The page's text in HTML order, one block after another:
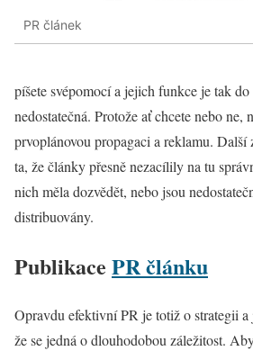
PR článek
píšete svépomocí a jejich funkce je tak
nedostatečná. Protože ať chcete nebo ne,
prvoplánovou propagaci a reklamu. Další
ta, že články přesně nezacílily na tu
nich měla dozvědět, nebo jsou
distribuovány.
Publikace PR článku
Opravdu efektivní PR je totiž o strategii a
že se jedná o dlouhodobou záležitost.